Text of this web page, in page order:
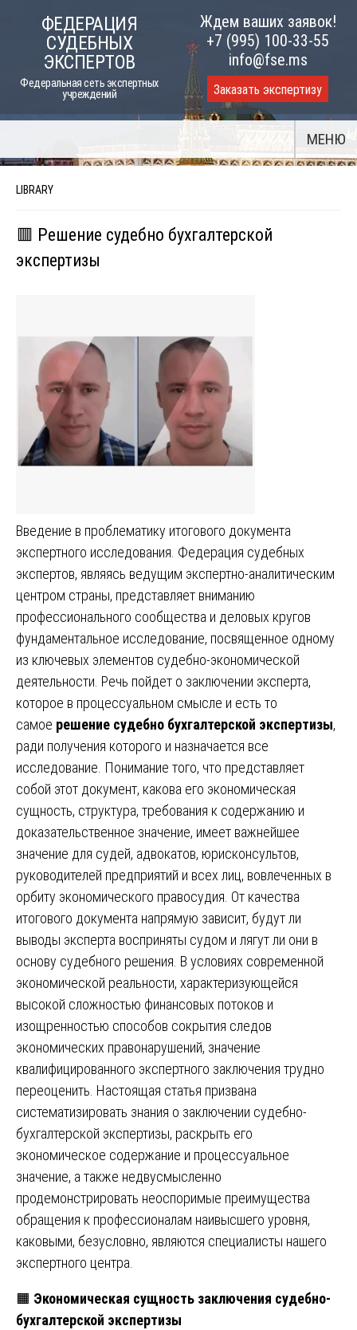
ФЕДЕРАЦИЯ
СУДЕБНЫХ
ЭКСПЕРТОВ
Федеральная сеть экспертных
учреждений
Ждем ваших заявок!
+7 (995) 100-33-55
info@fse.ms
Заказать экспертизу
МЕНЮ
LIBRARY
🟥 Решение судебно бухгалтерской
экспертизы
Введение в проблематику итогового документа
экспертного исследования. Федерация судебных
экспертов, являясь ведущим экспертно-аналитическим
центром страны, представляет вниманию
профессионального сообщества и деловых кругов
фундаментальное исследование, посвященное одному
из ключевых элементов судебно-экономической
деятельности. Речь пойдет о заключении эксперта,
которое в процессуальном смысле и есть то
самое решение судебно бухгалтерской экспертизы,
ради получения которого и назначается все
исследование. Понимание того, что представляет
собой этот документ, какова его экономическая
сущность, структура, требования к содержанию и
доказательственное значение, имеет важнейшее
значение для судей, адвокатов, юрисконсультов,
руководителей предприятий и всех лиц, вовлеченных в
орбиту экономического правосудия. От качества
итогового документа напрямую зависит, будут ли
выводы эксперта восприняты судом и лягут ли они в
основу судебного решения. В условиях современной
экономической реальности, характеризующейся
высокой сложностью финансовых потоков и
изощренностью способов сокрытия следов
экономических правонарушений, значение
квалифицированного экспертного заключения трудно
переоценить. Настоящая статья призвана
систематизировать знания о заключении судебно-
бухгалтерской экспертизы, раскрыть его
экономическое содержание и процессуальное
значение, а также недвусмысленно
продемонстрировать неоспоримые преимущества
обращения к профессионалам наивысшего уровня,
каковыми, безусловно, являются специалисты нашего
экспертного центра.
🟧 Экономическая сущность заключения судебно-
бухгалтерской экспертизы